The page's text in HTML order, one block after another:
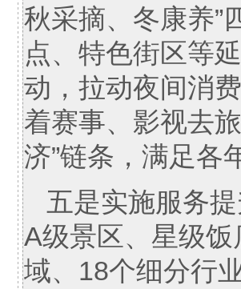
秋采摘、冬康养”
点、特色街区等
动，拉动夜间消
着赛事、影视去
济”链条，满足各
五是实施服务
A级景区、星级
域、18个细分行